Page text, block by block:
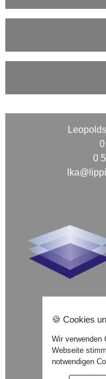
0
🍪 Cookies
Wir verwenden
Webseite
notwendigen